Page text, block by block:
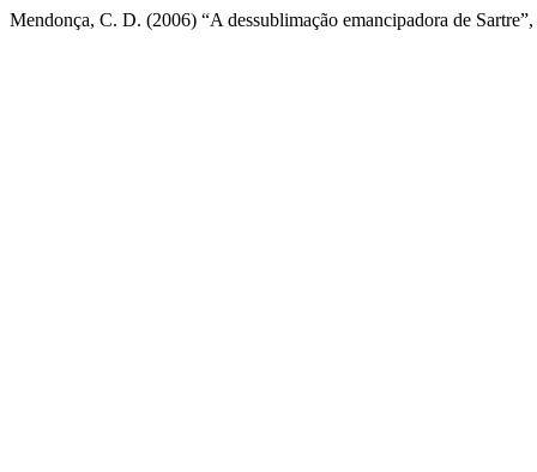
Mendonça, C. D. (2006) “A dessublimação emancipadora de Sartre”,